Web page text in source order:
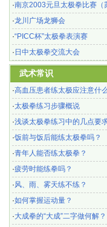
·南京2003元旦太极拳比赛（
·龙川广场龙狮会
·“PICC杯”太极拳表演赛
· 日中太极拳交流大会
武术常识
·高血压患者练太极应注意什
·太极拳练习步骤概说
·浅谈太极拳练习中的几点要
·饭前与饭后能练太极拳吗？
·青年人能否练太极拳？
·疲劳时能练拳吗？
·风、雨、雾天练不练？
·如何掌握运动量？
·大成拳的“大成”二字做何解？